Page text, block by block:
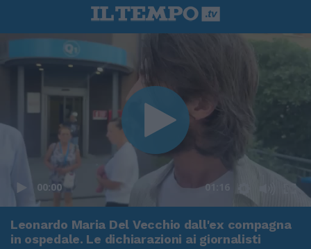
00:00 01:16
Leonardo Maria Del Vecchio dall'ex compagna
in ospedale. Le dichiarazioni ai giornalisti